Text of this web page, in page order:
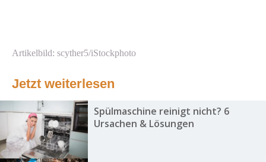
Artikelbild: scyther5/iStockphoto
Jetzt weiterlesen
Spülmaschine reinigt nicht? 6
Ursachen & Lösungen